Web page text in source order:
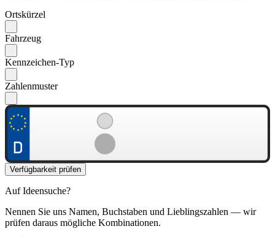
Ortskürzel
Fahrzeug
Kennzeichen-Typ
Zahlenmuster
Verfügbarkeit prüfen
Auf Ideensuche?
Nennen Sie uns Namen, Buchstaben und Lieblingszahlen — wir
prüfen daraus mögliche Kombinationen.